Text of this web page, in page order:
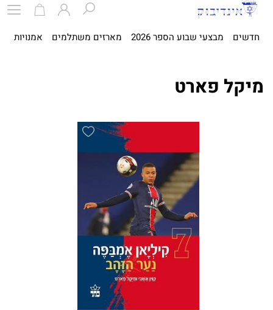
חדשים מבצעי שבוע הספר 2026 מארזים משתלמים אמנויות
מיקל פארט